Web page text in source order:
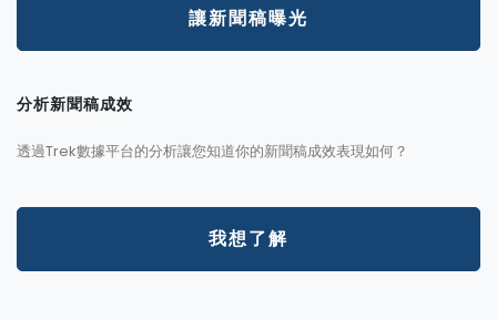
讓新聞稿曝光
分析新聞稿成效
透過Trek數據平台的分析讓您知道你的新聞稿成效表現如何？
我想了解